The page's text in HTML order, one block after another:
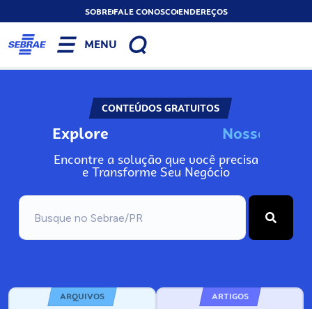
SOBREFALE CONOSCOENDEREÇOS
MENU
CONTEÚDOS GRATUITOS
Explore No
Encontre a solução que você precisa
e Transforme Seu Negócio
ARQUIVOS ARTIGOS